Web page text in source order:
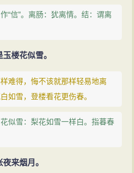
“信”。离肠：犹离情。结：谓离
楼花似雪。
难得，悔不该就那样轻易地离
如雪，登楼看花更伤春。
似雪：梨花如雪一样白。指暮春
来烟月。